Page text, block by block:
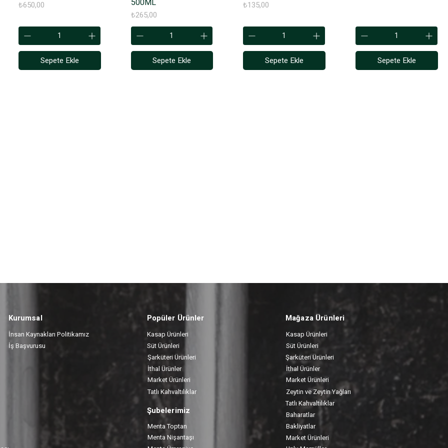
Fiyat
₺650,00
Sepete Ekle
500ML
Fiyat
₺265,00
Sepete Ekle
Fiyat
₺135,00
Sepete Ekle Sepete Ekle
Kurumsal
İnsan Kaynakları Politikamız
İş Başvurusu
Popüler Ürünler
Kasap Ürünleri
Süt Ürünleri
Şarküteri Ürünleri
İthal Ürünler
Market Ürünleri
Tatlı Kahvaltılıklar
Şubelerimiz
Menta Toptan
Menta Nişantaşı
Mağaza Ürünleri
Kasap Ürünleri
Süt Ürünleri
Şarküteri Ürünleri
İthal Ürünler
Market Ürünleri
Zeytin ve Zeytin Yağları
Tatlı Kahvaltılıklar
Baharatlar
Bakliyatlar
Market Ürünleri